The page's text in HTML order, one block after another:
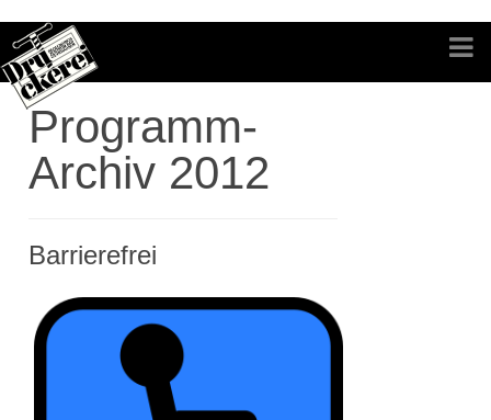
Programm-
Archiv 2012
Barrierefrei